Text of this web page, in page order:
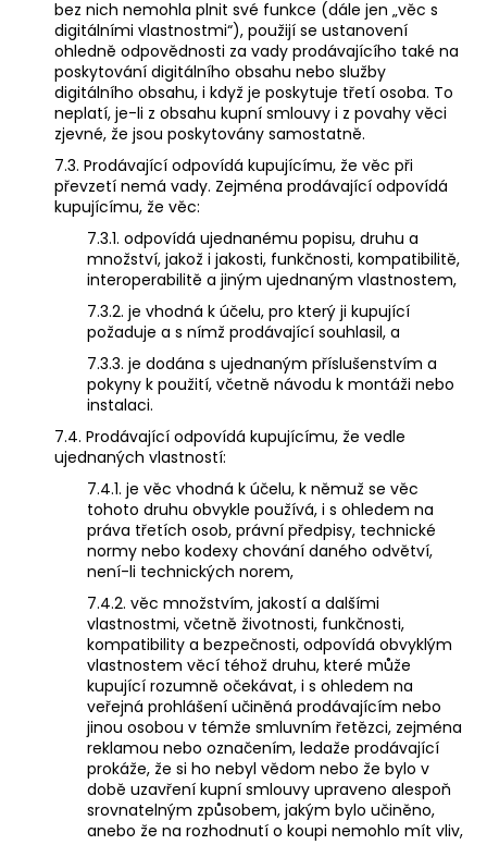
bez nich nemohla plnit své funkce (dále jen „věc s
digitálními vlastnostmi“), použijí se ustanovení
ohledně odpovědnosti za vady prodávajícího také na
poskytování digitálního obsahu nebo služby
digitálního obsahu, i když je poskytuje třetí osoba. To
neplatí, je-li z obsahu kupní smlouvy i z povahy věci
zjevné, že jsou poskytovány samostatně.
7.3. Prodávající odpovídá kupujícímu, že věc při
převzetí nemá vady. Zejména prodávající odpovídá
kupujícímu, že věc:
7.3.1. odpovídá ujednanému popisu, druhu a
množství, jakož i jakosti, funkčnosti, kompatibilitě,
interoperabilitě a jiným ujednaným vlastnostem,
7.3.2. je vhodná k účelu, pro který ji kupující
požaduje a s nímž prodávající souhlasil, a
7.3.3. je dodána s ujednaným příslušenstvím a
pokyny k použití, včetně návodu k montáži nebo
instalaci.
7.4. Prodávající odpovídá kupujícímu, že vedle
ujednaných vlastností:
7.4.1. je věc vhodná k účelu, k němuž se věc
tohoto druhu obvykle používá, i s ohledem na
práva třetích osob, právní předpisy, technické
normy nebo kodexy chování daného odvětví,
není-li technických norem,
7.4.2. věc množstvím, jakostí a dalšími
vlastnostmi, včetně životnosti, funkčnosti,
kompatibility a bezpečnosti, odpovídá obvyklým
vlastnostem věcí téhož druhu, které může
kupující rozumně očekávat, i s ohledem na
veřejná prohlášení učiněná prodávajícím nebo
jinou osobou v témže smluvním řetězci, zejména
reklamou nebo označením, ledaže prodávající
prokáže, že si ho nebyl vědom nebo že bylo v
době uzavření kupní smlouvy upraveno alespoň
srovnatelným způsobem, jakým bylo učiněno,
anebo že na rozhodnutí o koupi nemohlo mít vliv,